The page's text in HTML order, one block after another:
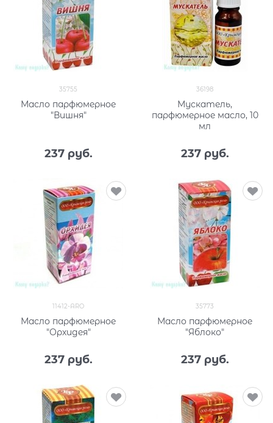
35755
Масло парфюмерное
"Вишня"
237 руб.
36198
Мускатель,
парфюмерное масло, 10
мл
237 руб.
11412-ARO
Масло парфюмерное
"Орхидея"
237 руб.
35773
Масло парфюмерное
"Яблоко"
237 руб.